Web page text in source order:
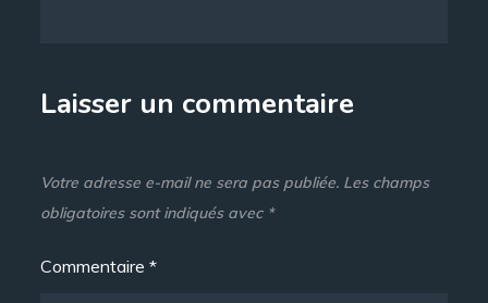
Laisser un commentaire
Votre adresse e-mail ne sera pas publiée. Les champs
obligatoires sont indiqués avec *
Commentaire*